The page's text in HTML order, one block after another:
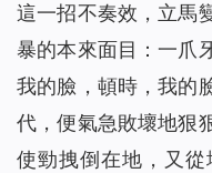
這一招不奏效，立馬
暴的本來面目：一爪
我的臉，頓時，我的
代，便氣急敗壞地狠
使勁拽倒在地，又